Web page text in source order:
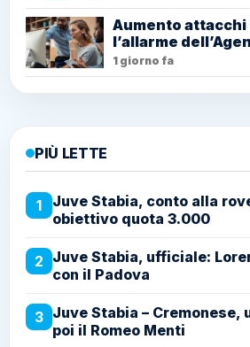
Aumento
l’allarme
1 giorno fa
PIÙ LETTE
1
Juve Stabia, conto alla
obiettivo quota 3.000
2 Juve Stabia, ufficiale:
con il Padova
3 Juve Stabia –
poi il Romeo Menti